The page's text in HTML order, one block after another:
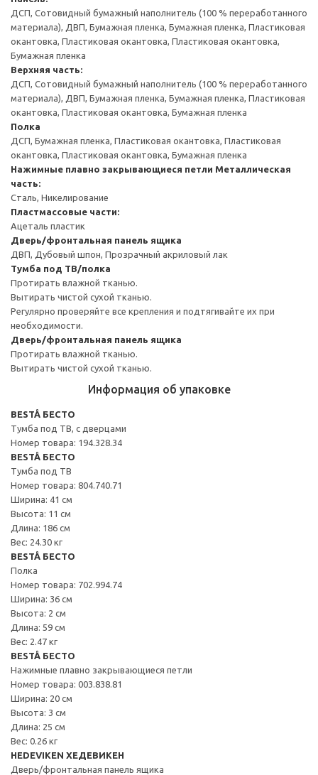
ДСП, Сотовидный бумажный наполнитель (100 % переработанного
материала), ДВП, Бумажная пленка, Бумажная пленка, Пластиковая
окантовка, Пластиковая окантовка, Пластиковая окантовка,
Бумажная пленка
Верхняя часть:
ДСП, Сотовидный бумажный наполнитель (100 % переработанного
материала), ДВП, Бумажная пленка, Бумажная пленка, Пластиковая
окантовка, Пластиковая окантовка, Бумажная пленка
Полка
ДСП, Бумажная пленка, Пластиковая окантовка, Пластиковая
окантовка, Пластиковая окантовка, Бумажная пленка
Нажимные плавно закрывающиеся петли Металлическая
часть:
Сталь, Никелирование
Пластмассовые части:
Ацеталь пластик
Дверь/фронтальная панель ящика
ДВП, Дубовый шпон, Прозрачный акриловый лак
Тумба под ТВ/полка
Протирать влажной тканью.
Вытирать чистой сухой тканью.
Регулярно проверяйте все крепления и подтягивайте их при
необходимости.
Дверь/фронтальная панель ящика
Протирать влажной тканью.
Вытирать чистой сухой тканью.
Информация об упаковке
BESTÅ БЕСТО
Тумба под ТВ, с дверцами
Номер товара: 194.328.34
BESTÅ БЕСТО
Тумба под ТВ
Номер товара: 804.740.71
Ширина: 41 см
Высота: 11 см
Длина: 186 см
Вес: 24.30 кг
BESTÅ БЕСТО
Полка
Номер товара: 702.994.74
Ширина: 36 см
Высота: 2 см
Длина: 59 см
Вес: 2.47 кг
BESTÅ БЕСТО
Нажимные плавно закрывающиеся петли
Номер товара: 003.838.81
Ширина: 20 см
Высота: 3 см
Длина: 25 см
Вес: 0.26 кг
HEDEVIKEN ХЕДЕВИКЕН
Дверь/фронтальная панель ящика